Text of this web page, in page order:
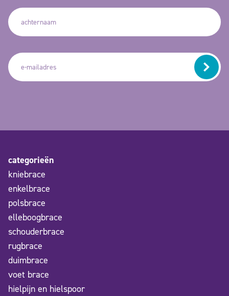
categorieën
kniebrace
enkelbrace
polsbrace
elleboogbrace
schouderbrace
rugbrace
duimbrace
voet brace
hielpijn en hielspoor